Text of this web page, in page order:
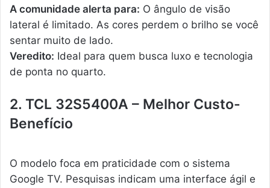
A comunidade alerta para: O ângulo de visão
lateral é limitado. As cores perdem o brilho se você
sentar muito de lado.
Veredito: Ideal para quem busca luxo e tecnologia
de ponta no quarto.
2. TCL 32S5400A – Melhor Custo-
Benefício
O modelo foca em praticidade com o sistema
Google TV. Pesquisas indicam uma interface ágil e